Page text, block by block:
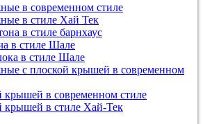
в современном стиле
в стиле Хай Тек
в стиле барнхаус
в стиле Шале
в стиле Шале
с плоской крышей в современном
крышей в современном стиле
крышей в стиле Хай-Тек